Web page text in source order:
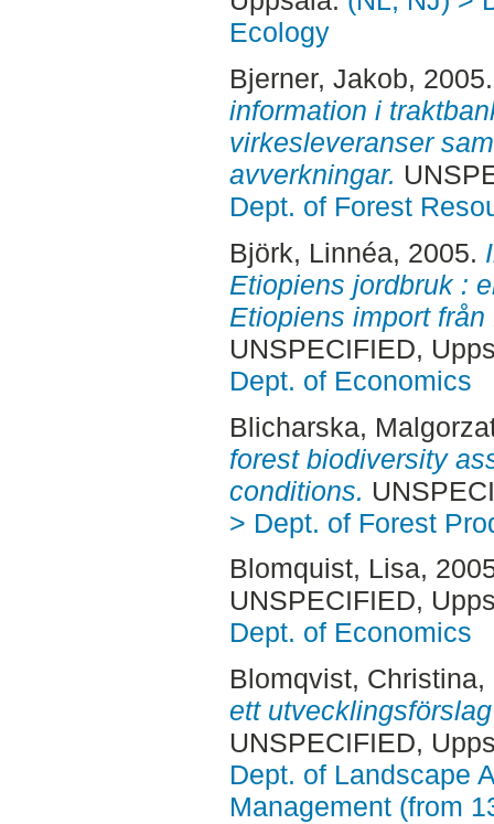
Ecology
Bjerner, Jakob,
information i
virkesleveranser
avverkningar.
Dept. of Forest
Björk, Linnéa, 2005.
Etiopiens jordbruk :
Etiopiens import
UNSPECIFIED,
Dept. of Economics
Blicharska,
forest biodiversity
conditions.
> Dept. of Forest
Blomquist, Lisa,
UNSPECIFIED,
Dept. of Economics
Blomqvist, Christina,
ett
UNSPECIFIED,
Dept. of Landscape
Management (from